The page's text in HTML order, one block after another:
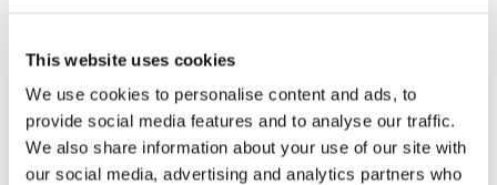
This website uses cookies
We use cookies to personalise content and ads, to
provide social media features and to analyse our traffic.
We also share information about your use of our site with
our social media, advertising and analytics partners who
Ixon
Burning Lady